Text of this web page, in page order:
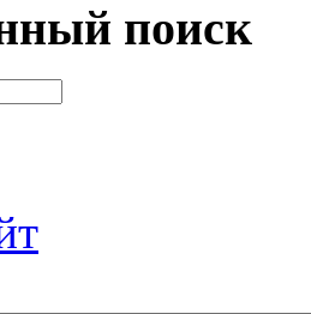
поиск